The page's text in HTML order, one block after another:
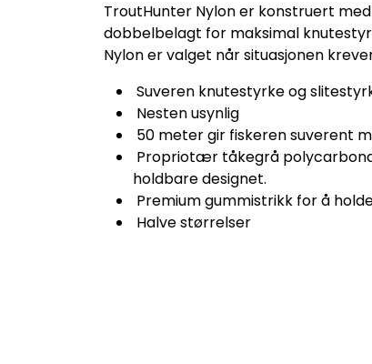
TroutHunter Nylon er konstruert
dobbelbelagt for maksimal
Nylon er valget når situasjonen
Suveren knutestyrke og
Nesten usynlig
50 meter gir fiskeren suverent
Propriotær tåkegrå
holdbare designet.
Premium gummistrikk for å
Halve størrelser